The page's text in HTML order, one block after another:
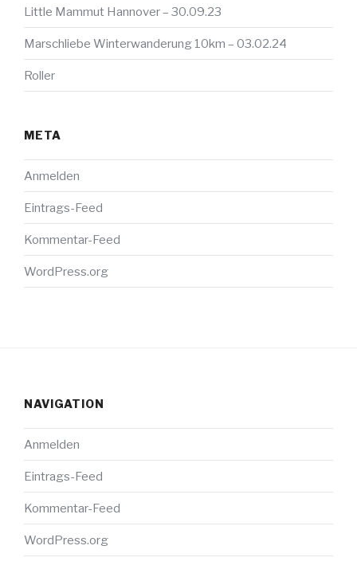
Little Mammut Hannover – 30.09.23
Marschliebe Winterwanderung 10km – 03.02.24
Roller
META
Anmelden
Eintrags-Feed
Kommentar-Feed
WordPress.org
NAVIGATION
Anmelden
Eintrags-Feed
Kommentar-Feed
WordPress.org